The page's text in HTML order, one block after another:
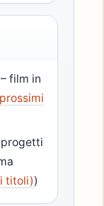
film in
titoli))